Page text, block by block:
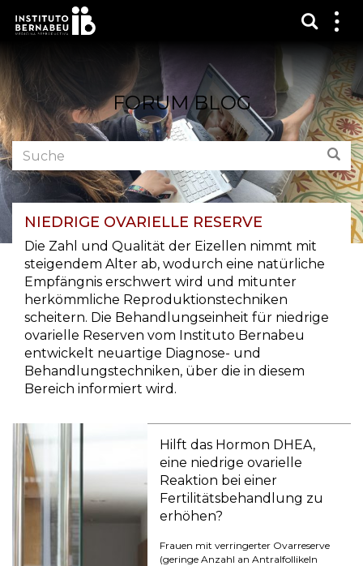
FORUM BLOG
Foren
durchsuchen:
NIEDRIGE OVARIELLE RESERVE
Die Zahl und Qualität der Eizellen nimmt mit
steigendem Alter ab, wodurch eine natürliche
Empfängnis erschwert wird und mitunter
herkömmliche Reproduktionstechniken
scheitern. Die Behandlungseinheit für niedrige
ovarielle Reserven vom Instituto Bernabeu
entwickelt neuartige Diagnose- und
Behandlungstechniken, über die in diesem
Bereich informiert wird.
Hilft das Hormon DHEA,
eine niedrige ovarielle
Reaktion bei einer
Fertilitätsbehandlung zu
erhöhen?
Frauen mit verringerter Ovarreserve
(geringe Anzahl an Antralfollikeln